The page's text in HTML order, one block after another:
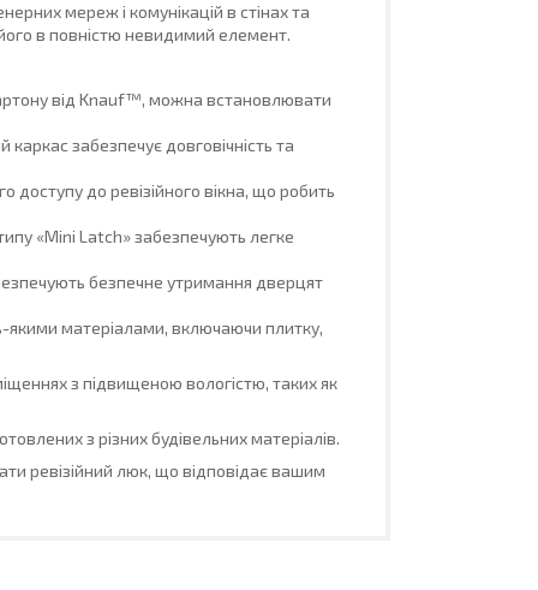
мереж і комунікацій в стінах та
в повністю невидимий елемент.
від Knauf™, можна встановлювати
забезпечує довговічність та
до ревізійного вікна, що робить
«Mini Latch» забезпечують легке
безпечне утримання дверцят
матеріалами, включаючи плитку,
з підвищеною вологістю, таких як
з різних будівельних матеріалів.
ревізійний люк, що відповідає вашим